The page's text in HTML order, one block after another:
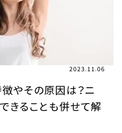
2023.11.06
やその原因は？ニ
きることも併せて解